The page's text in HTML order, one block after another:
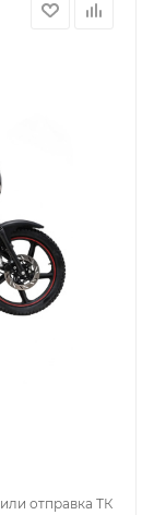
отправка ТК